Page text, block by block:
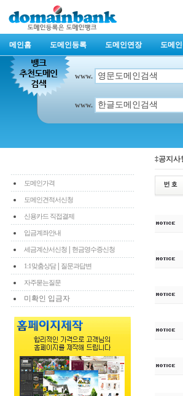
메인홈 도메인등록 도메인연장 도메
www.
www.
도메인가격
도메인견적서신청
신용카드 직접결제
입금계좌안내
세금계산서신청 현금영수증신청
1:1맞춤상담| 질문과답변
자주묻는질문
미확인 입금자
‡공지사